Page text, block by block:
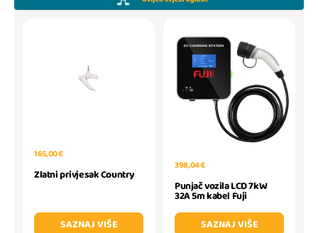
165,00 €
Zlatni privjesak Country
SAZNAJ VIŠE
398,04 €
Punjač vozila LCD 7kW
32A 5m kabel Fuji
SAZNAJ VIŠE